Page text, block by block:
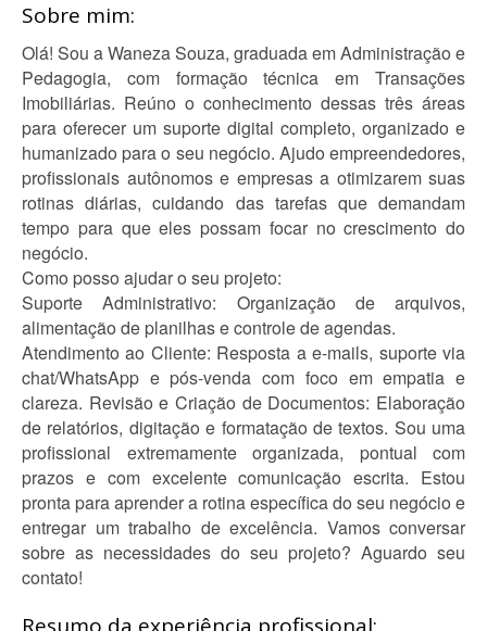
Sobre mim:
Olá! Sou a Waneza Souza, graduada em Administração e
Pedagogia, com formação técnica em Transações
Imobiliárias. Reúno o conhecimento dessas três áreas
para oferecer um suporte digital completo, organizado e
humanizado para o seu negócio. Ajudo empreendedores,
profissionais autônomos e empresas a otimizarem suas
rotinas diárias, cuidando das tarefas que demandam
tempo para que eles possam focar no crescimento do
negócio.
Como posso ajudar o seu projeto:
Suporte Administrativo: Organização de arquivos,
alimentação de planilhas e controle de agendas.
Atendimento ao Cliente: Resposta a e-mails, suporte via
chat/WhatsApp e pós-venda com foco em empatia e
clareza. Revisão e Criação de Documentos: Elaboração
de relatórios, digitação e formatação de textos. Sou uma
profissional extremamente organizada, pontual com
prazos e com excelente comunicação escrita. Estou
pronta para aprender a rotina específica do seu negócio e
entregar um trabalho de excelência. Vamos conversar
sobre as necessidades do seu projeto? Aguardo seu
contato!